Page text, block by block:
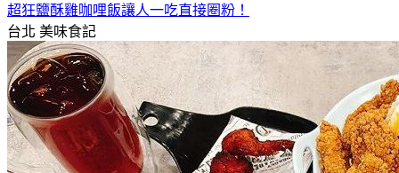
超狂鹽酥雞咖哩飯讓人一吃直接圈粉！
台北 美味食記